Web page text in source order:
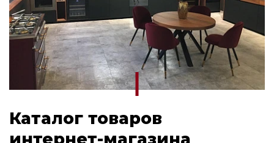
Варочная панель Korting
Варочные панели Midea
Каталог товаров
интернет-магазина